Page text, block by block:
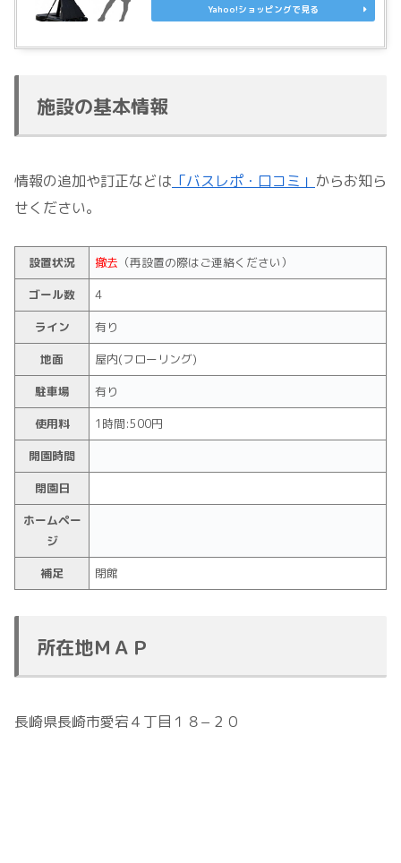
Yahoo!ショッピングで見る
施設の基本情報
情報の追加や訂正などは 「バスレポ・口コミ」 からお知ら
せください。
設置状況 撤去 （再設置の際はご連絡ください）
ゴール数
4
ライン
有り
地面
屋内(フローリング)
駐車場
有り
使用料
1時間:500円
開園時間
閉園日
ホームペー
ジ
補足
閉館
所在地ＭＡＰ
長崎県長崎市愛宕４丁目１８−２０